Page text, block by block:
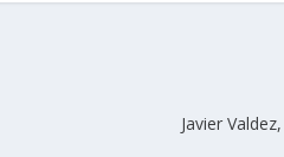
Javier